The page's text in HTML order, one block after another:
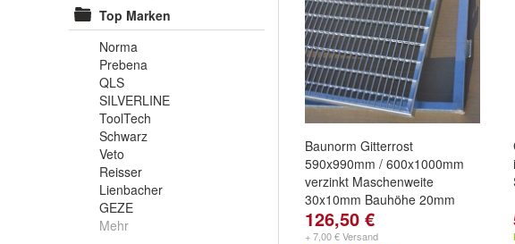
Top Marken
Norma
Prebena
QLS
SILVERLINE
ToolTech
Schwarz
Veto
Reisser
Lienbacher
GEZE
Mehr
Baunorm Gitterrost
590x990mm / 600x1000mm
verzinkt Maschenweite
30x10mm Bauhöhe 20mm
126,50 €
+ 7,00 € Versand